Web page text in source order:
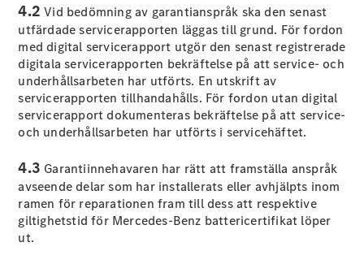
Kombi All-
Terrain
Konfigurator
Mercedes-
Benz Online
Store
Halvkombi
4.2 Vid bedömning av garantianspråk ska den senast
utfärdade servicerapporten läggas till grund. För fordon
med digital servicerapport utgör den senast registrerade
digitala servicerapporten bekräftelse på att service- och
underhållsarbeten har utförts. En utskrift av
servicerapporten tillhandahålls. För fordon utan digital
servicerapport dokumenteras bekräftelse på att service-
och underhållsarbeten har utförts i servicehäftet.
4.3 Garantiinnehavaren har rätt att framställa anspråk
avseende delar som har installerats eller avhjälpts inom
ramen för reparationen fram till dess att respektive
giltighetstid för Mercedes-Benz battericertifikat löper
ut.